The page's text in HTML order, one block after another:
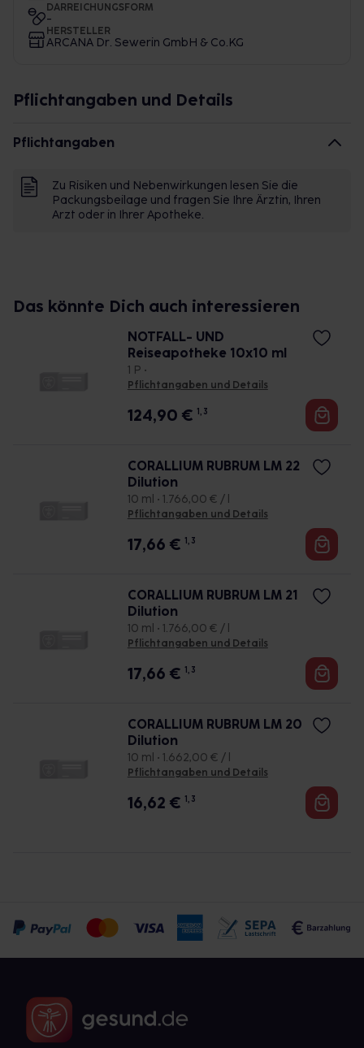
DARREICHUNGSFORM
-
HERSTELLER
ARCANA Dr. Sewerin GmbH & Co.KG
Pflichtangaben und Details
Pflichtangaben
Zu Risiken und Nebenwirkungen lesen Sie die
Packungsbeilage und fragen Sie Ihre Ärztin, Ihren
Arzt oder in Ihrer Apotheke.
Das könnte Dich auch interessieren
NOTFALL- UND
Reiseapotheke 10x10 ml
1 P •
Pflichtangaben und Details
124,90 € 1, 3
CORALLIUM RUBRUM LM 22
Dilution
10 ml • 1.766,00 € / l
Pflichtangaben und Details
17,66 € 1, 3
CORALLIUM RUBRUM LM 21
Dilution
10 ml • 1.766,00 € / l
Pflichtangaben und Details
17,66 € 1, 3
CORALLIUM RUBRUM LM 20
Dilution
10 ml • 1.662,00 € / l
Pflichtangaben und Details
16,62 € 1, 3